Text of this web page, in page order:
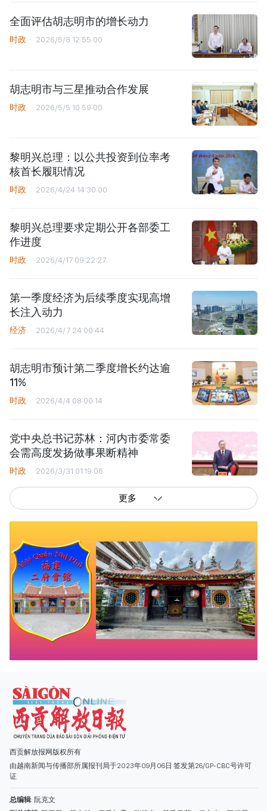
全面评估胡志明市的增长动力
时政 2026/5/8 12:55:00
胡志明市与三星推动合作发展
时政 2026/5/5 10:59:00
黎明兴总理：以公共投资到位率考
核首长履职情况
时政 2026/4/24 14:30:00
黎明兴总理要求定期公开各部委工
作进度
时政 2026/4/17 09:22:27
第一季度经济为后续季度实现高增
长注入动力
经济 2026/4/7 24:00:44
胡志明市预计第二季度增长约达逾
11%
时政 2026/4/4 08:00:14
党中央总书记苏林：河内市委常委
会需高度发扬做事果断精神
时政 2026/3/31 01:19:06
更多
西贡解放报网版权所有
由越南新闻与传播部所属报刊局于2023年09月06日 签发第26/GP-CBC号许可
证
总编辑: 阮克文